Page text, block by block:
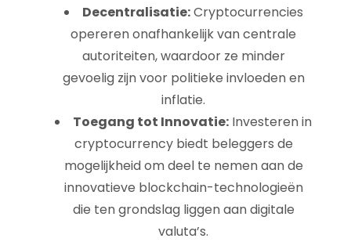
Decentralisatie:Cryptocurrencies
opereren onafhankelijk van centrale
autoriteiten, waardoor ze minder
gevoelig zijn voor politieke invloeden en
inflatie.
Toegang tot Innovatie: Investeren in
cryptocurrency biedt beleggers de
mogelijkheid om deel te nemen aan de
innovatieve blockchain-technologieën
die ten grondslag liggen aan digitale
valuta’s.